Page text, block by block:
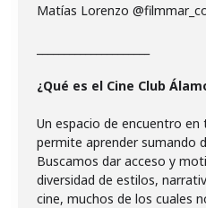
Matías Lorenzo
¿Qué es el Cine Club
Un espacio de encuentro
permite aprender sumando
Buscamos dar acceso y
diversidad de estilos,
cine, muchos de los cuales